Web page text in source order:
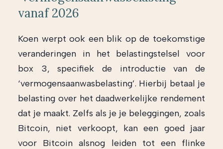
vanaf 2026
Koen werpt ook een blik op de toekomstige
veranderingen in het belastingstelsel voor
box 3, specifiek de introductie van de
‘vermogensaanwasbelasting’. Hierbij betaal je
belasting over het daadwerkelijke rendement
dat je maakt. Zelfs als je je beleggingen, zoals
Bitcoin, niet verkoopt, kan een goed jaar
voor Bitcoin alsnog leiden tot een flinke